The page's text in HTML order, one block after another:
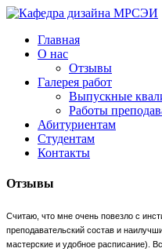
Главная
О нас
Отзывы
Галерея работ
Выпускные
Работы
Абитуриентам
Студентам
Контакты
Отзывы
Считаю, что мне очень повезло с
преподавательский состав и
мастерские и удобное расписание).